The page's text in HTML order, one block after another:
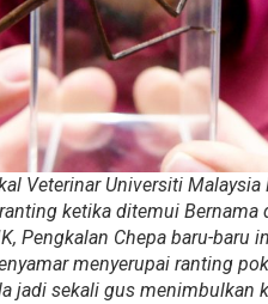
Veterinar Universiti Malaysia
ketika ditemui Bernama
Pengkalan Chepa baru-baru
menyerupai ranting
jadi sekali gus menimbulkan